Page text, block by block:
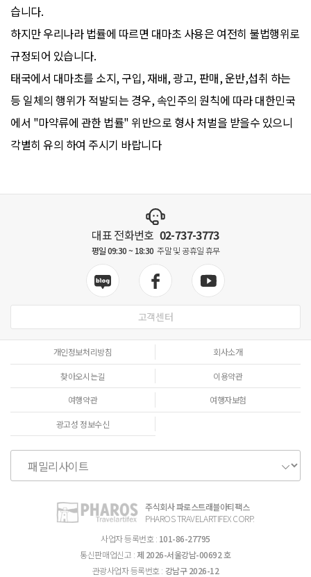
습니다.
하지만 우리나라 법률에 따르면 대마초 사용은 여전히 불법행위로
규정되어 있습니다.
태국에서 대마초를 소지, 구입, 재배, 광고, 판매, 운반,섭취 하는
등 일체의 행위가 적발되는 경우, 속인주의 원칙에 따라 대한민국
에서 "마약류에 관한 법률" 위반으로 형사 처벌을 받을수 있으니
각별히 유의 하여 주시기 바랍니다
대표 전화번호 02-737-3773
평일 09:30 ~ 18:30 주말 및 공휴일 휴무
고객센터
개인정보처리방침 회사소개
찾아오시는길 이용약관
여행약관 여행자보험
광고성 정보수신
주식회사 파로스트래블아티팩스
PHAROS TRAVELARTIFEX CORP.
사업자 등록번호 : 101-86-27795
통신판매업신고 : 제 2026-서울강남-00692 호
관광사업자 등록번호 : 강남구 2026-12